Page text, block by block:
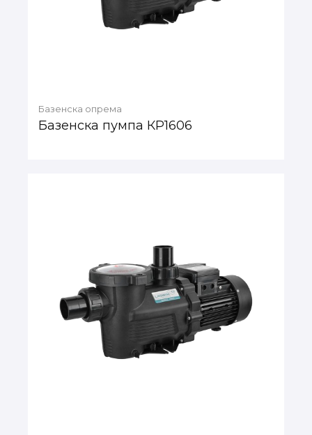
Базенска опрема
Базенска пумпа КР1606